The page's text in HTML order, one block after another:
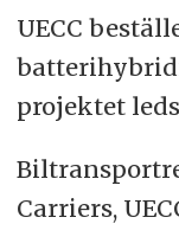
UECC
projektet
Carriers,